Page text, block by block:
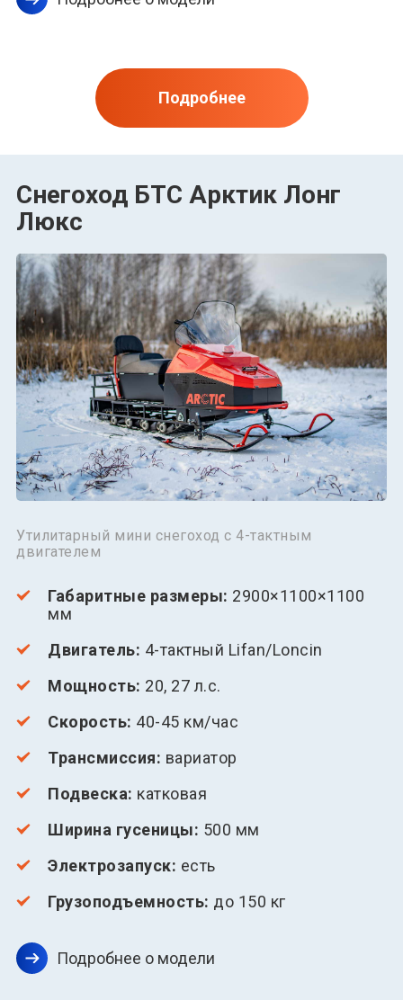
Подробнее
Снегоход БТС Арктик Лонг
Люкс
Утилитарный мини снегоход с 4-тактным
двигателем
Габаритные размеры: 2900×1100×1100
мм
Двигатель: 4-тактный Lifan/Loncin
Мощность: 20, 27 л.с.
Скорость: 40-45 км/час
Трансмиссия: вариатор
Подвеска: катковая
Ширина гусеницы: 500 мм
Электрозапуск: есть
Грузоподъемность: до 150 кг
Подробнее о модели